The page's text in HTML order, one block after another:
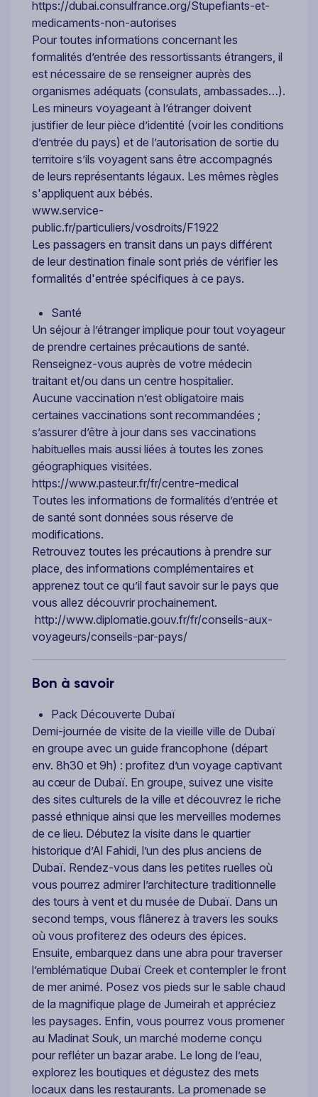
https://dubai.consulfrance.org/Stupefiants-et-
medicaments-non-autorises
Pour toutes informations concernant les
formalités d’entrée des ressortissants étrangers, il
est nécessaire de se renseigner auprès des
organismes adéquats (consulats, ambassades…).
Les mineurs voyageant à l’étranger doivent
justifier de leur pièce d’identité (voir les conditions
d’entrée du pays) et de l’autorisation de sortie du
territoire s’ils voyagent sans être accompagnés
de leurs représentants légaux. Les mêmes règles
s'appliquent aux bébés.
www.service-
public.fr/particuliers/vosdroits/F1922
Les passagers en transit dans un pays différent
de leur destination finale sont priés de vérifier les
formalités d'entrée spécifiques à ce pays.
Santé
Un séjour à l’étranger implique pour tout voyageur
de prendre certaines précautions de santé.
Renseignez-vous auprès de votre médecin
traitant et/ou dans un centre hospitalier.
Aucune vaccination n’est obligatoire mais
certaines vaccinations sont recommandées ;
s’assurer d’être à jour dans ses vaccinations
habituelles mais aussi liées à toutes les zones
géographiques visitées.
https://www.pasteur.fr/fr/centre-medical
Toutes les informations de formalités d’entrée et
de santé sont données sous réserve de
modifications.
Retrouvez toutes les précautions à prendre sur
place, des informations complémentaires et
apprenez tout ce qu’il faut savoir sur le pays que
vous allez découvrir prochainement.
http://www.diplomatie.gouv.fr/fr/conseils-aux-
voyageurs/conseils-par-pays/
Bon à savoir
Pack Découverte Dubaï
Demi-journée de visite de la vieille ville de Dubaï
en groupe avec un guide francophone (départ
env. 8h30 et 9h) : profitez d’un voyage captivant
au cœur de Dubaï. En groupe, suivez une visite
des sites culturels de la ville et découvrez le riche
passé ethnique ainsi que les merveilles modernes
de ce lieu. Débutez la visite dans le quartier
historique d’Al Fahidi, l’un des plus anciens de
Dubaï. Rendez-vous dans les petites ruelles où
vous pourrez admirer l’architecture traditionnelle
des tours à vent et du musée de Dubaï. Dans un
second temps, vous flânerez à travers les souks
où vous profiterez des odeurs des épices.
Ensuite, embarquez dans une abra pour traverser
l’emblématique Dubaï Creek et contempler le front
de mer animé. Posez vos pieds sur le sable chaud
de la magnifique plage de Jumeirah et appréciez
les paysages. Enfin, vous pourrez vous promener
au Madinat Souk, un marché moderne conçu
pour refléter un bazar arabe. Le long de l’eau,
explorez les boutiques et dégustez des mets
locaux dans les restaurants. La promenade se